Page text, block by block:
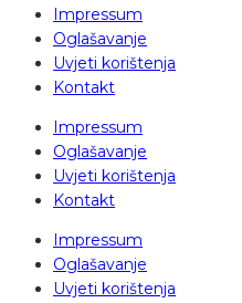
Impressum
Oglašavanje
Uvjeti korištenja
Kontakt
Impressum
Oglašavanje
Uvjeti korištenja
Kontakt
Impressum
Oglašavanje
Uvjeti korištenja